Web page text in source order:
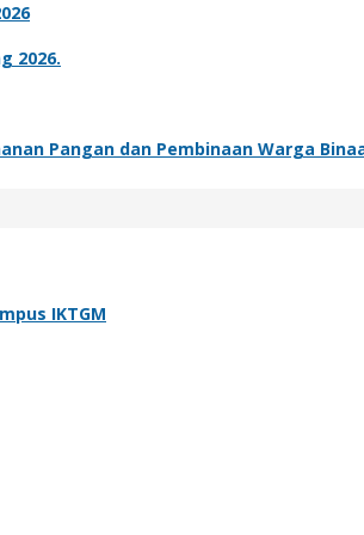
2026.
Pangan dan Pembinaan Warga
IKTGM